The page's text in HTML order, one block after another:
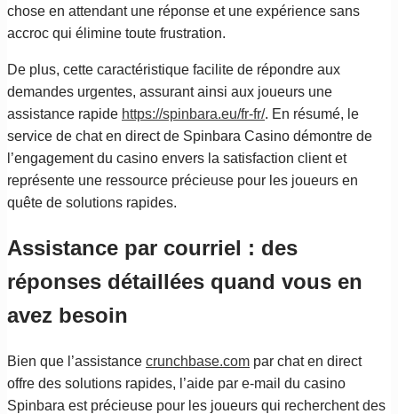
chose en attendant une réponse et une expérience sans
accroc qui élimine toute frustration.
De plus, cette caractéristique facilite de répondre aux
demandes urgentes, assurant ainsi aux joueurs une
assistance rapide https://spinbara.eu/fr-fr/. En résumé, le
service de chat en direct de Spinbara Casino démontre de
l’engagement du casino envers la satisfaction client et
représente une ressource précieuse pour les joueurs en
quête de solutions rapides.
Assistance par courriel : des
réponses détaillées quand vous en
avez besoin
Bien que l’assistance crunchbase.com par chat en direct
offre des solutions rapides, l’aide par e-mail du casino
Spinbara est précieuse pour les joueurs qui recherchent des